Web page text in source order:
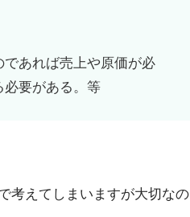
あれば売上や原価が必
要がある。等
考えてしまいますが大切なの